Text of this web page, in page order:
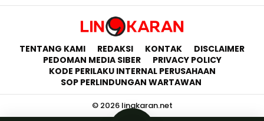
TENTANG KAMI REDAKSI KONTAK
DISCLAIMER
PEDOMAN MEDIA SIBER
PRIVACY POLICY
KODE PERILAKU INTERNAL PERUSAHAAN
SOP PERLINDUNGAN WARTAWAN
© 2026 lingkaran.net